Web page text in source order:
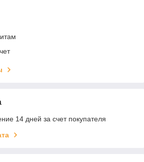
14 дней за счет покупателя